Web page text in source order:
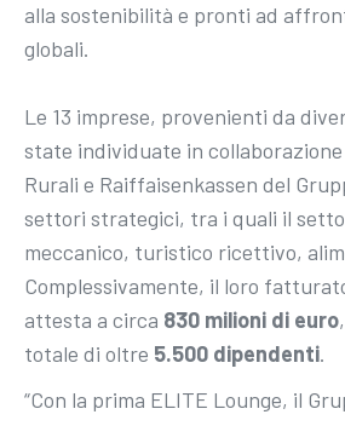
alla sostenibilità e pronti ad
globali.
Le 13 imprese, provenienti da
state individuate in collaborazione
Rurali e Raiffaisenkassen del
settori strategici, tra i quali il
meccanico, turistico ricettivo,
Complessivamente, il loro
attesta a circa 830 milioni di euro
totale di oltre 5.500 dipendenti.
“Con la prima ELITE Lounge, il